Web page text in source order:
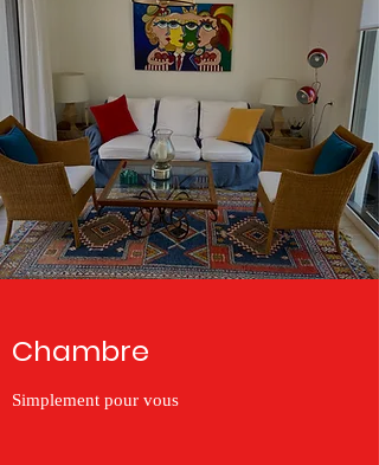
Chambre
Simplement pour vous